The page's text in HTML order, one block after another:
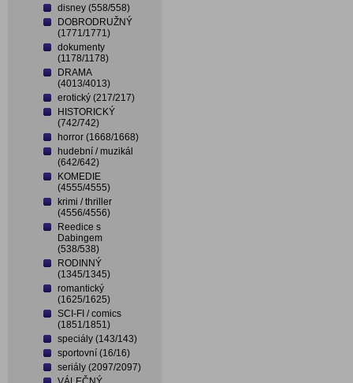
disney (558/558)
DOBRODRUŽNÝ
(1771/1771)
dokumenty
(1178/1178)
DRAMA
(4013/4013)
erotický (217/217)
HISTORICKÝ
(742/742)
horror (1668/1668)
hudební / muzikál
(642/642)
KOMEDIE
(4555/4555)
krimi / thriller
(4556/4556)
Reedice s
Dabingem
(538/538)
RODINNÝ
(1345/1345)
romantický
(1625/1625)
SCI-FI / comics
(1851/1851)
speciály (143/143)
sportovní (16/16)
seriály (2097/2097)